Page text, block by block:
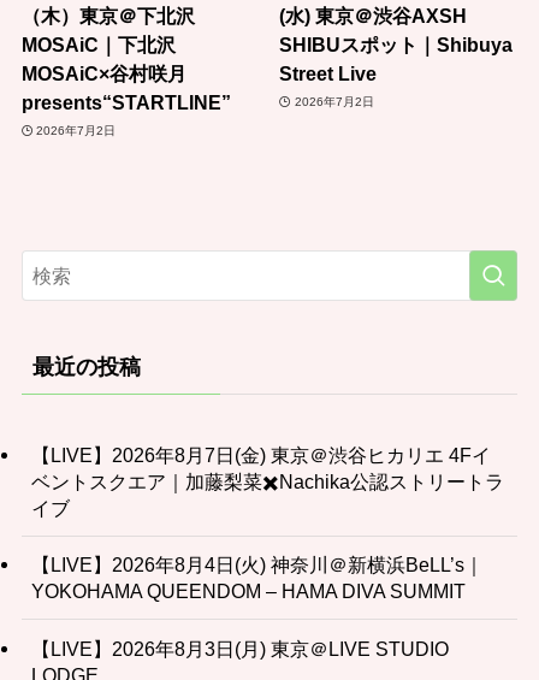
（木）東京＠下北沢
MOSAiC｜下北沢
MOSAiC×谷村咲月
presents“STARTLINE”
2026年7月2日
(水) 東京＠渋谷AXSH
SHIBUスポット｜Shibuya
Street Live
2026年7月2日
最近の投稿
【LIVE】2026年8月7日(金) 東京＠渋谷ヒカリエ 4Fイ
ベントスクエア｜加藤梨菜✖️Nachika公認ストリートラ
イブ
【LIVE】2026年8月4日(火) 神奈川＠新横浜BeLL’s｜
YOKOHAMA QUEENDOM – HAMA DIVA SUMMIT
【LIVE】2026年8月3日(月) 東京＠LIVE STUDIO
LODGE